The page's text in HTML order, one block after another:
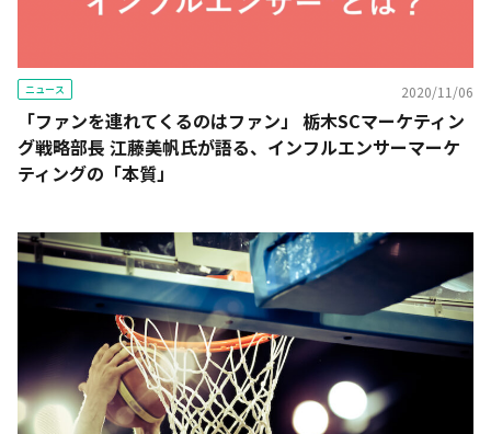
ニュース 2020/11/06
「ファンを連れてくるのはファン」 栃木SCマーケティン
グ戦略部長 江藤美帆氏が語る、インフルエンサーマーケ
ティングの「本質」